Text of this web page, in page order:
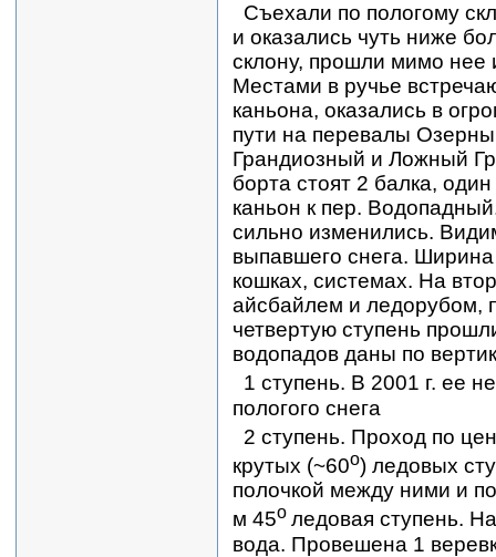
Съехали по пологому
и оказались чуть ниже
склону, прошли мимо нее
Местами в ручье
каньона, оказались в
пути на перевалы
Грандиозный и Ложный
борта стоят 2 балка,
каньон к пер.
сильно изменились.
выпавшего снега.
кошках, системах. На
айсбайлем и ледорубом,
четвертую ступень
водопадов даны по
1 ступень. В 2001 г. ее
пологого снега
2 ступень. Проход по
крутых (~60о) ледовых
полочкой между ними и
м 45о ледовая ступень.
вода. Провешена 1